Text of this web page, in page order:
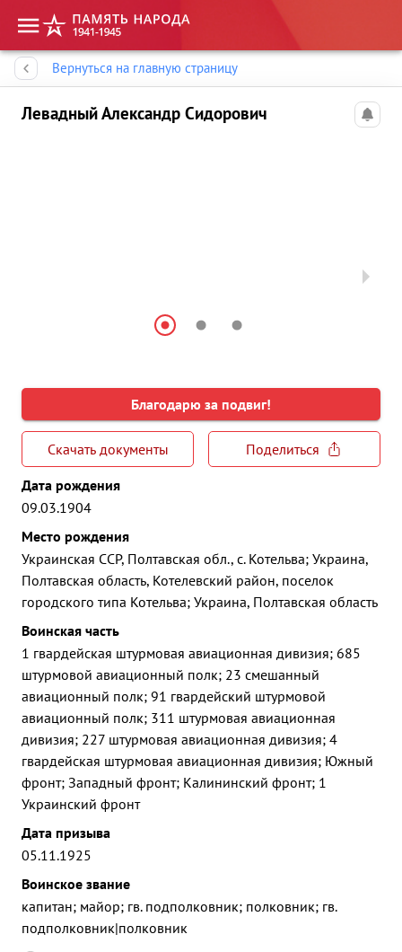
Вернуться на главную страницу
Левадный Александр Сидорович
Благодарю за подвиг!
Скачать документы
Поделиться
Дата рождения
09.03.1904
Место рождения
Украинская ССР, Полтавская обл., с. Котельва; Украина,
Полтавская область, Котелевский район, поселок
городского типа Котельва; Украина, Полтавская область
Воинская часть
1 гвардейская штурмовая авиационная дивизия; 685
штурмовой авиационный полк; 23 смешанный
авиационный полк; 91 гвардейский штурмовой
авиационный полк; 311 штурмовая авиационная
дивизия; 227 штурмовая авиационная дивизия; 4
гвардейская штурмовая авиационная дивизия; Южный
фронт; Западный фронт; Калининский фронт; 1
Украинский фронт
Дата призыва
05.11.1925
Воинское звание
капитан; майор; гв. подполковник; полковник; гв.
подполковник|полковник
Память народа